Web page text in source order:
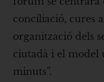
conciliació, cures
organització dels
ciutadà i el model
minuts”.